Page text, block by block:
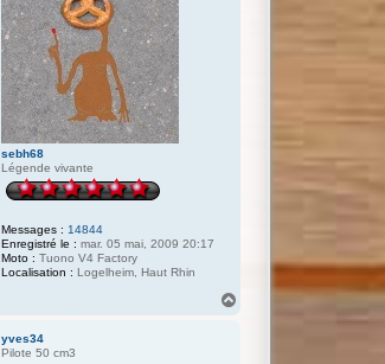
sebh68
Légende vivante
Messages : 14844
Enregistré le : mar. 05 mai, 2009 20:17
Moto : Tuono V4 Factory
Localisation : Logelheim, Haut Rhin
yves34
Pilote 50 cm3